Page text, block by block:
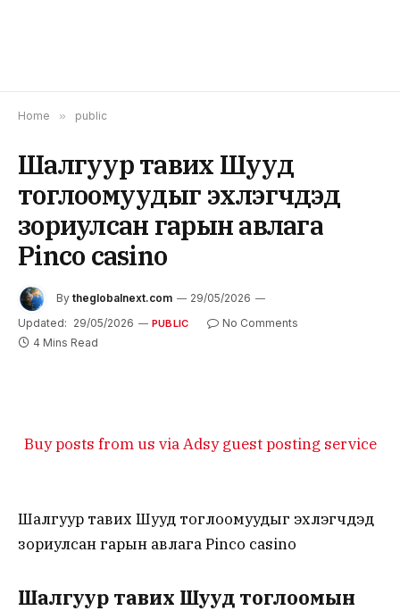
Home » public
Шалгуур тавих Шууд
тоглоомуудыг эхлэгчдэд
зориулсан гарын авлага
Pinco casino
By theglobalnext.com
29/05/2026
Updated: 29/05/2026 PUBLIC
No Comments
4 Mins Read
Buy posts from us via Adsy guest posting service
Шалгуур тавих Шууд тоглоомуудыг эхлэгчдэд
зориулсан гарын авлага Pinco casino
Шалгуур тавих Шууд тоглоомын